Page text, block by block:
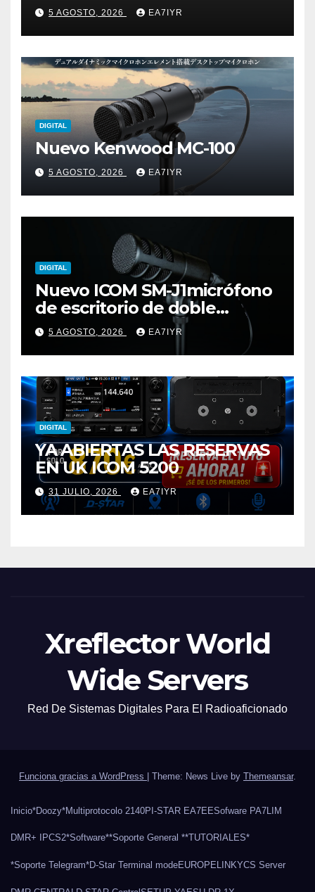
5 AGOSTO, 2026 EA7IYR
DIGITAL
Nuevo Kenwood MC-100
5 AGOSTO, 2026 EA7IYR
DIGITAL
Nuevo ICOM SM-J1micrófono
de escritorio de doble
elemento premium
5 AGOSTO, 2026 EA7IYR
DIGITAL
YA ABIERTAS LAS RESERVAS
EN UK ICOM 5200
31 JULIO, 2026 EA7IYR
Xreflector World
Wide Servers
Red De Sistemas Digitales Para El Radioaficionado
Funciona gracias a WordPress Theme: News Live by Themeansar.
Inicio*Doozy*Multiprotocolo 2140PI-STAR EA7EESofware PA7LIM
DMR+ IPCS2*Software**Soporte General **TUTORIALES*
*Soporte Telegram*D-Star Terminal modeEUROPELINKYCS Server